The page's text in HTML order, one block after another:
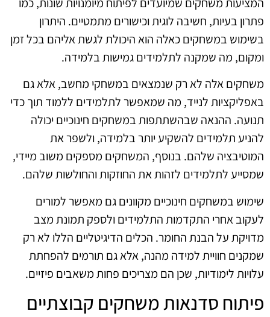
פתרון בעיות, חשיבה לוגית וכישורים מתמטיים. היתרון
בשימוש במשחקים כאלה הוא היכולת לגשת אליהם בכל זמן
ומקום, מה שמקנה לתלמידים גמישות בלמידה.
משחקים אלה לא רק שנמצאים במשחקי מחשב, אלא גם
באפליקציות לנייד, מה שמאפשר לתלמידים ללמוד תוך כדי
תנועה. ההנאה שבהשתתפות במשחקים חינוכיים יכולה
להניע תלמידים להשקיע יותר בלמידה, ולשפר את
המוטיבציה שלהם. בנוסף, המשחקים מספקים משוב מיידי,
שמסייע לתלמידים לזהות את החוזקות והחולשות שלהם.
שימוש במשחקים חינוכיים מקוונים גם מאפשר למורים
לעקוב אחרי התקדמות התלמידים ולספק תמונת מצב
מדויקת על הבנת החומר. הכלים הדיגיטליים הללו לא רק
שמקנים חוויית למידה מהנה, אלא גם תורמים להפחתת
עלויות לימודיות, שכן הם מצריכים פחות משאבים פיזיים.
פיתוח סדנאות משחקים קבוצתיים